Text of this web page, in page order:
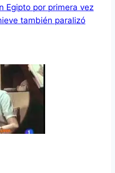
Egipto por primera vez
también paralizó